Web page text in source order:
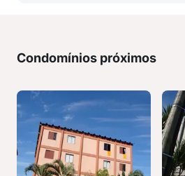
Condomínios próximos